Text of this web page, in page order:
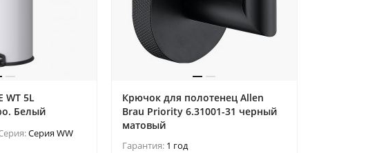
WT 5L
Белый
Серия WW
Крючок для полотенец Allen
Brau Priority 6.31001-31 черный
матовый
Гарантия: 1 год